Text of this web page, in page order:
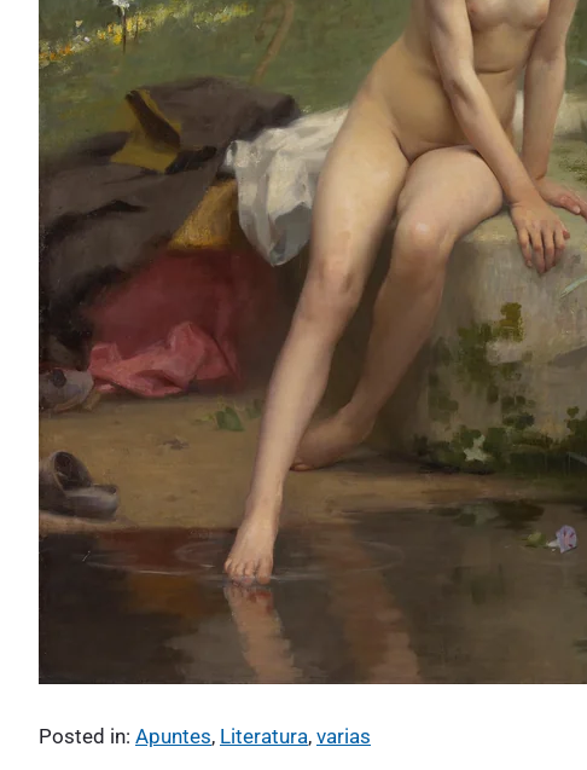
Posted in: Apuntes, Literatura, varias